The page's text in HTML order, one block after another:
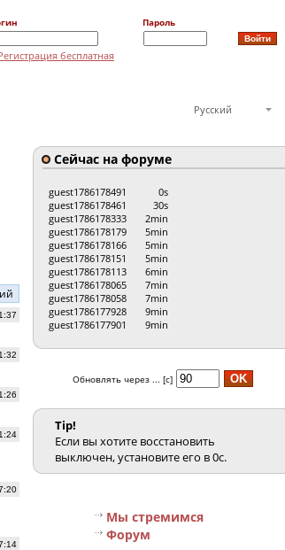
Пароль
бесплатная
Русский
Сейчас на форуме
guest1786178491
0s
guest1786178461
30s
guest1786178333
2min
guest1786178179
5min
guest1786178166
5min
guest1786178151
5min
guest1786178113
6min
guest1786178065
7min
guest1786178058
7min
guest1786177928
9min
guest1786177901
9min
Обновлять через ... [с]
Tip!
Если вы хотите восстановить
выключен, установите его в 0с.
Мы стремимся
Форум